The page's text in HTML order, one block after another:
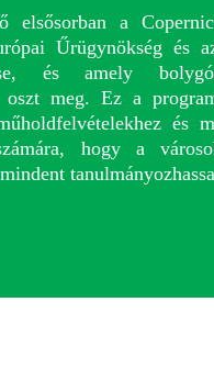
elsősorban a
Űrügynökség és
és amely
meg. Ez a
és
hogy a